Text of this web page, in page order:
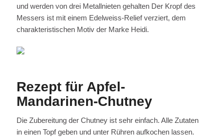
und werden von drei Metallnieten gehalten Der Kropf des
Messers ist mit einem Edelweiss-Relief verziert, dem
charakteristischen Motiv der Marke Heidi.
Rezept für Apfel-
Mandarinen-Chutney
Die Zubereitung der Chutney ist sehr einfach. Alle Zutaten
in einen Topf geben und unter Rühren aufkochen lassen.